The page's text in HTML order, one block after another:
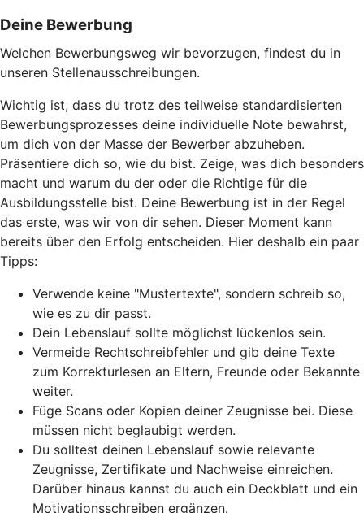
Deine Bewerbung
Welchen Bewerbungsweg wir bevorzugen, findest du in
unseren Stellenausschreibungen.
Wichtig ist, dass du trotz des teilweise standardisierten
Bewerbungsprozesses deine individuelle Note bewahrst,
um dich von der Masse der Bewerber abzuheben.
Präsentiere dich so, wie du bist. Zeige, was dich besonders
macht und warum du der oder die Richtige für die
Ausbildungsstelle bist. Deine Bewerbung ist in der Regel
das erste, was wir von dir sehen. Dieser Moment kann
bereits über den Erfolg entscheiden. Hier deshalb ein paar
Tipps:
Verwende keine "Mustertexte", sondern schreib so,
wie es zu dir passt.
Dein Lebenslauf sollte möglichst lückenlos sein.
Vermeide Rechtschreibfehler und gib deine Texte
zum Korrekturlesen an Eltern, Freunde oder Bekannte
weiter.
Füge Scans oder Kopien deiner Zeugnisse bei. Diese
müssen nicht beglaubigt werden.
Du solltest deinen Lebenslauf sowie relevante
Zeugnisse, Zertifikate und Nachweise einreichen.
Darüber hinaus kannst du auch ein Deckblatt und ein
Motivationsschreiben ergänzen.